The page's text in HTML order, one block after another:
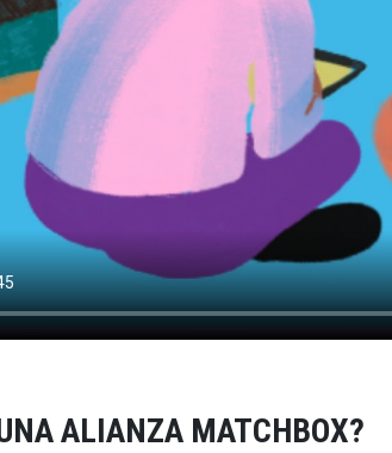
ALIANZA MATCHBOX?